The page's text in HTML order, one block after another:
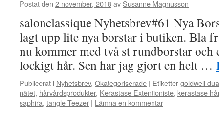
Postat den 2 november, 2018av Susanne Magnusson
salonclassique Nyhetsbrev#61 Nya
lagt upp lite nya borstar i butiken. Bla
nu kommer med två st rundborstar
lockigt hår. Sen har jag gjort en helt …
Publicerat i Nyhetsbrev, Okategoriserade | Etikettergoldwell
nätet, hårvårdsprodukter, Kerastase Extentioniste, kerastase
saphira, tangle Teezer | Lämna en kommentar